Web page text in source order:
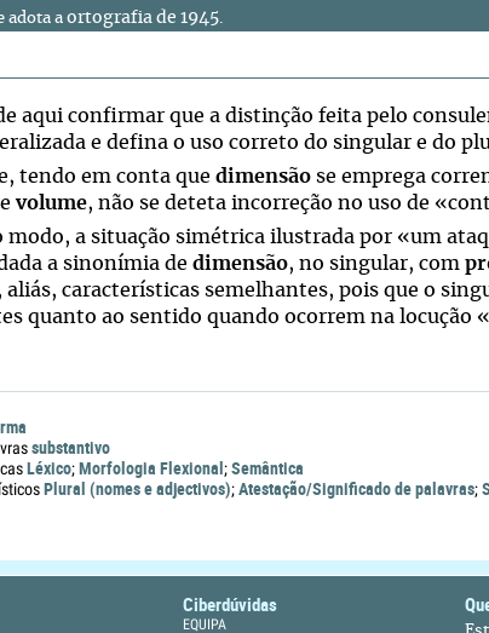
adota a ortografia de 1945.
aqui confirmar que a distinção feita pelo
e defina o uso correto do singular e do
tendo em conta que dimensão se emprega
volume, não se deteta incorreção no uso de
modo, a situação simétrica ilustrada por «um
a sinonímia de dimensão, no singular, com
aliás, características semelhantes, pois que o
quanto ao sentido quando ocorrem na locução
substantivo
Léxico;Morfologia Flexional;Semântica
Plural (nomes e adjectivos);Atestação/Significado de palavras;
Ciberdúvidas
EQUIPA